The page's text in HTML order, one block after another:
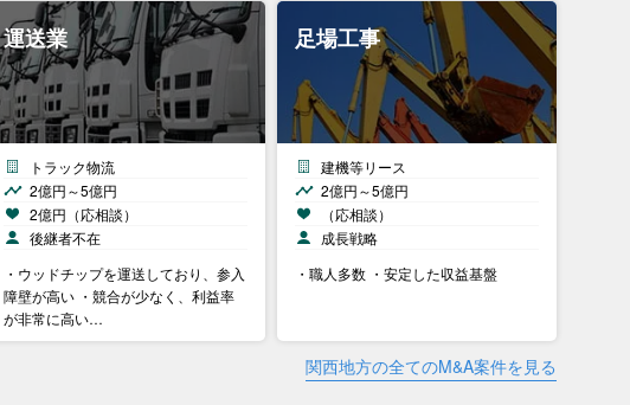
運送業
トラック物流
2億円～5億円
2億円（応相談）
後継者不在
・ウッドチップを運送しており、参入
障壁が高い ・競合が少なく、利益率
が非常に高い…
足場工事
建機等リース
2億円～5億円
（応相談）
成長戦略
・職人多数 ・安定した収益基盤
関西地方の全てのM&A案件を見る